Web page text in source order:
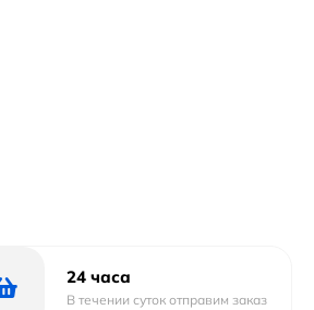
24 часа
В течении суток отправим заказ